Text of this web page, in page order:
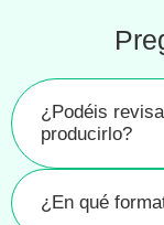
¿Podéis
producirlo?
¿En qué